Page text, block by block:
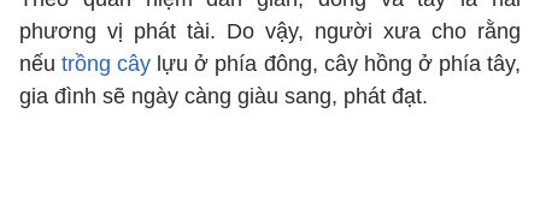
phương vị phát tài. Do vậy, người xưa cho rằng
nếu trồng cây lựu ở phía đông, cây hồng ở phía tây,
gia đình sẽ ngày càng giàu sang, phát đạt.